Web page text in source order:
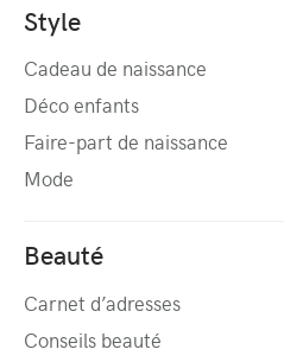
Style
Cadeau de naissance
Déco enfants
Faire-part de naissance
Mode
Beauté
Carnet d’adresses
Conseils beauté